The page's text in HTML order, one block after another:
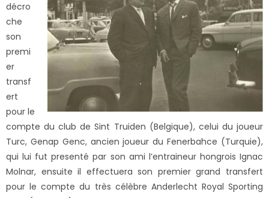
décro
che
son
premi
er
transf
ert
pour le
compte du club de Sint Truiden (Belgique), celui du joueur
Turc, Genap Genc, ancien joueur du Fenerbahce (Turquie),
qui lui fut presenté par son ami l’entraineur hongrois Ignac
Molnar, ensuiteil effectuera son premier grand transfert
pour le compte du très célèbre Anderlecht Royal Sporting